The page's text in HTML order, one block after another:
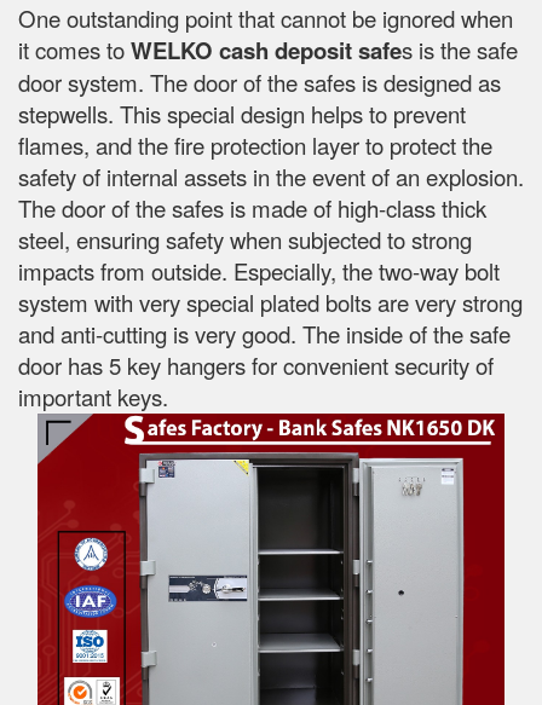
One outstanding point that cannot be ignored when
it comes toWELKO cash deposit safes is the safe
door system. The door of the safes is designed as
stepwells. This special design helps to prevent
flames, and the fire protection layer to protect the
safety of internal assets in the event of an explosion.
The door of the safes is made of high-class thick
steel, ensuring safety when subjected to strong
impacts from outside. Especially, the two-way bolt
system with very special plated bolts are very strong
and anti-cutting is very good. The inside of the safe
door has 5 key hangers for convenient security of
important keys.